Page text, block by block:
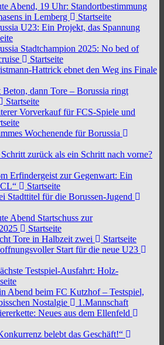
Abend, 19 Uhr: Standortbestimmung
in Lemberg
Startseite
U23: Ein Projekt, das Spannung
Stadtchampion 2025: No bed of
Startseite
Hattrick ebnet den Weg ins Finale
Beton, dann Tore – Borussia ringt
Startseite
Vorverkauf für FCS-Spiele und
Wochenende für Borussia
zurück als ein Schritt nach vorne?
Erfindergeist zur Gegenwart: Ein
Startseite
Stadttitel für die Borussen-Jugend
Abend Startschuss zur
Startseite
Tore in Halbzeit zwei
Startseite
Start für die neue U23
Testspiel-Ausfahrt: Holz-
Abend beim FC Kutzhof – Testspiel,
Nostalgie
1.Mannschaft
Neues aus dem Ellenfeld
belebt das Geschäft!“